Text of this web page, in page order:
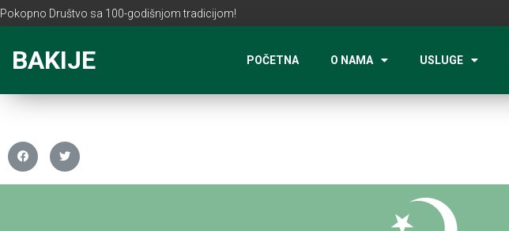
Pokopno Društvo sa 100-godišnjom tradicijom!
BAKIJE POČETNA O NAMA USLUGE